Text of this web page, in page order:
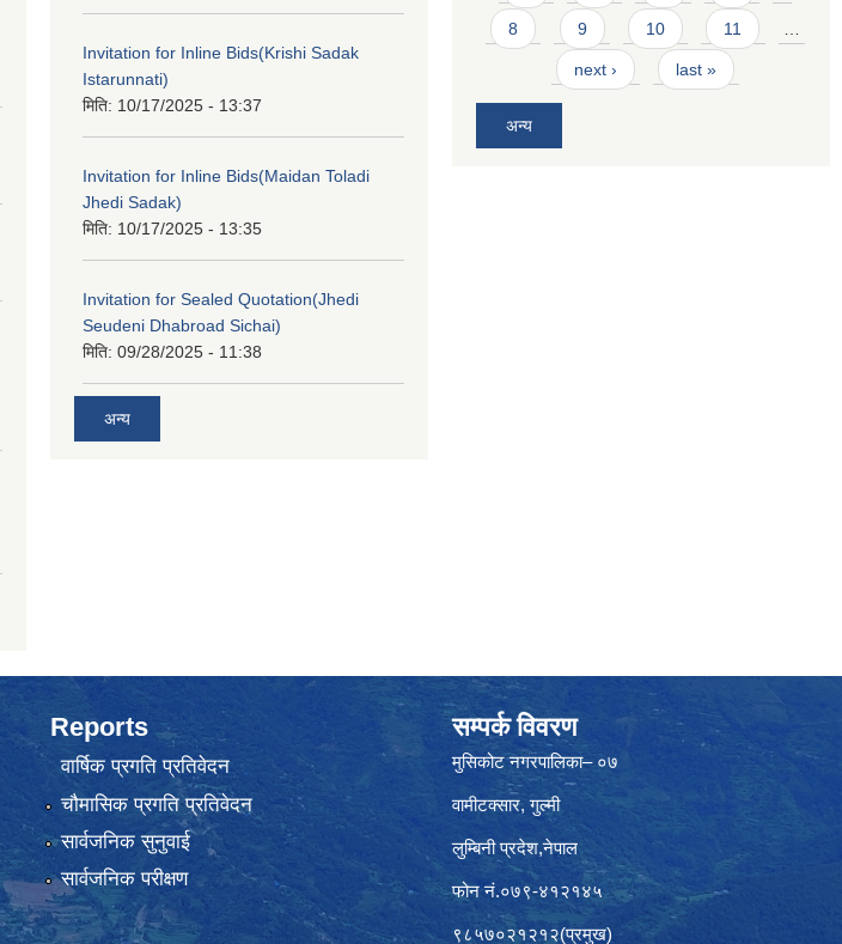
Invitation for Inline Bids(Krishi Sadak
Istarunnati)
मिति: 10/17/2025 - 13:37
Invitation for Inline Bids(Maidan Toladi
Jhedi Sadak)
मिति: 10/17/2025 - 13:35
Invitation for Sealed Quotation(Jhedi
Seudeni Dhabroad Sichai)
मिति: 09/28/2025 - 11:38
अन्य
8 9 10 11 …
next › last »
अन्य
Reports
वार्षिक प्रगति प्रतिवेदन
चौमासिक प्रगति प्रतिवेदन
सार्वजनिक सुनुवाई
सार्वजनिक परीक्षण
सम्पर्क विवरण
मुसिकोट नगरपालिका– ०७
वामीटक्सार, गुल्मी
लुम्बिनी प्रदेश,नेपाल
फोन नं.०७९-४१२१४५
९८५७०२१२१२(प्रमुख)